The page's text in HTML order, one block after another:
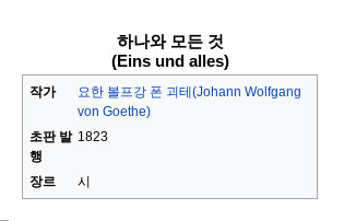
하나와 모든 것
(Eins und alles)
작가
요한 볼프강 폰 괴테(Johann Wolfgang
von Goethe)
초판 발
행
1823
장르 시